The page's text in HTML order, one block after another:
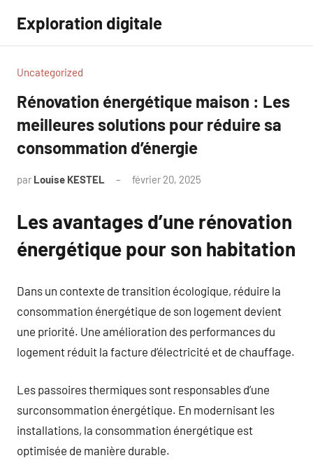
contenu
Exploration digitale
Uncategorized
Rénovation énergétique maison : Les
meilleures solutions pour réduire sa
consommation d’énergie
par Louise KESTEL février 20, 2025
Les avantages d’une rénovation
énergétique pour son habitation
Dans un contexte de transition écologique, réduire la
consommation énergétique de son logement devient
une priorité. Une amélioration des performances du
logement réduit la facture d’électricité et de chauffage.
Les passoires thermiques sont responsables d’une
surconsommation énergétique. En modernisant les
installations, la consommation énergétique est
optimisée de manière durable.